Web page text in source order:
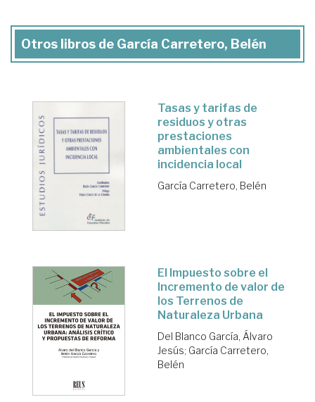
Otros libros de García Carretero, Belén
Tasas y tarifas de
residuos y otras
prestaciones
ambientales con
incidencia local
García Carretero, Belén
El Impuesto sobre el
Incremento de valor de
los Terrenos de
Naturaleza Urbana
Del Blanco García, Álvaro
Jesús; García Carretero,
Belén